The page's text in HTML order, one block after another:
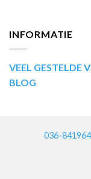
INFORMATIE
VEEL GESTELDE
BLOG
036-